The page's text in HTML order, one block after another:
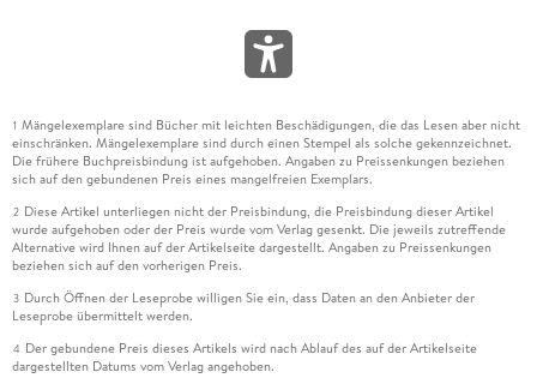
1 Mängelexemplare sind Bücher mit leichten Beschädigungen, die das Lesen aber nicht
einschränken. Mängelexemplare sind durch einen Stempel als solche gekennzeichnet.
Die frühere Buchpreisbindung ist aufgehoben. Angaben zu Preissenkungen beziehen
sich auf den gebundenen Preis eines mangelfreien Exemplars.
2 Diese Artikel unterliegen nicht der Preisbindung, die Preisbindung dieser Artikel
wurde aufgehoben oder der Preis wurde vom Verlag gesenkt. Die jeweils zutreffende
Alternative wird Ihnen auf der Artikelseite dargestellt. Angaben zu Preissenkungen
beziehen sich auf den vorherigen Preis.
3 Durch Öffnen der Leseprobe willigen Sie ein, dass Daten an den Anbieter der
Leseprobe übermittelt werden.
4 Der gebundene Preis dieses Artikels wird nach Ablauf des auf der Artikelseite
dargestellten Datums vom Verlag angehoben.